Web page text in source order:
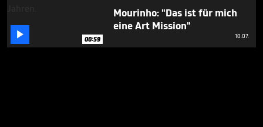
 00:59
Mourinho: "Das ist für mich
eine Art Mission"
10.07.